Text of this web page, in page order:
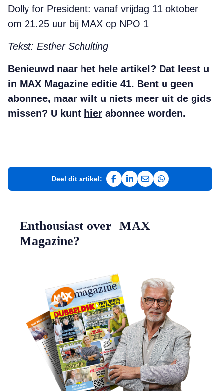
Dolly for President: vanaf vrijdag 11 oktober
om 21.25 uur bij MAX op NPO 1
Tekst: Esther Schulting
Benieuwd naar het hele artikel? Dat leest u
in MAX Magazine editie 41. Bent u geen
abonnee, maar wilt u niets meer uit de gids
missen? U kunt hier abonnee worden.
Deel dit artikel:
Deel op Facebook
Deel op LinkedIn
Deel via e-mail
Deel via
Enthousiast over MAX
Magazine?